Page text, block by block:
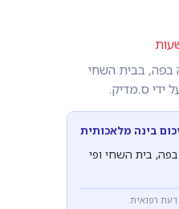
תוך 20 שניות. למדידה בפה, בבית השחי
ידי ס.מדיק.
בינה מלאכותית
תוך 20 שניות. למדידה בפה, בית השחי ופי
דעת רפואית.